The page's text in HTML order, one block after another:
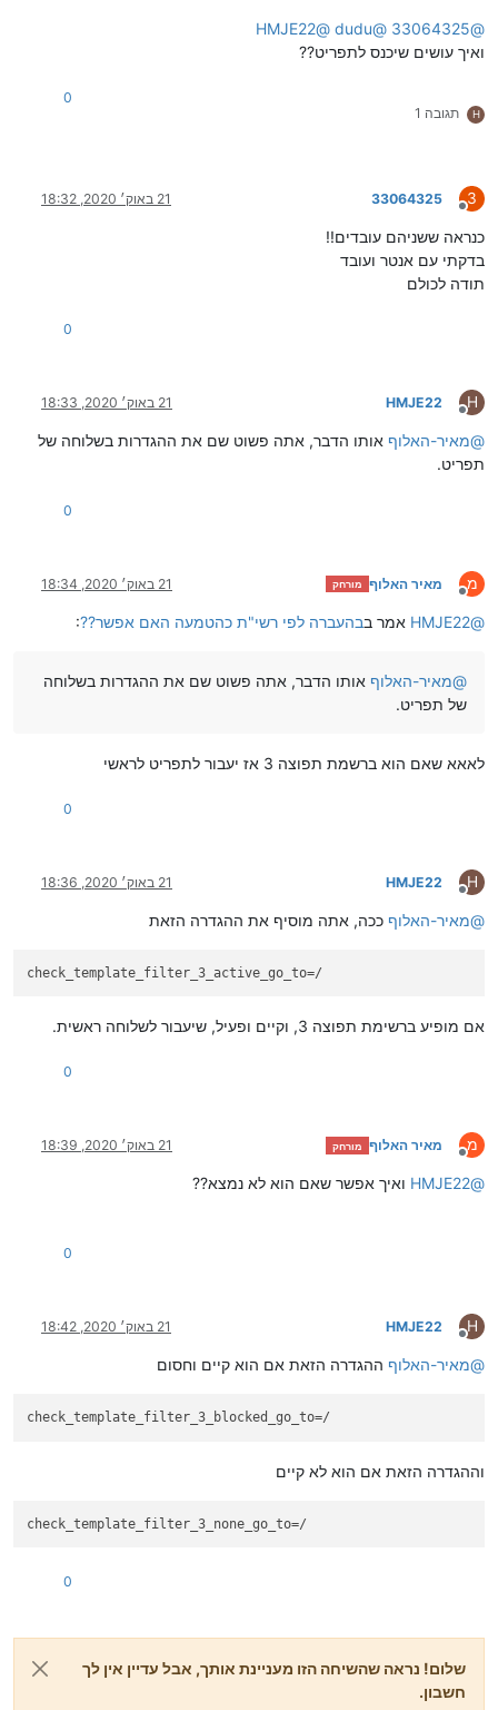
@
33064325
@
dudu
@
HMJE22
ואיך עושים שיכנס לתפריט??
H תגובה 1
0
3
מנותק
33064325 21 באוק׳ 2020, 18:32
כנראה ששניהם עובדים!!
בדקתי עם אנטר ועובד
תודה לכולם
0
H
מנותק
HMJE22 21 באוק׳ 2020, 18:33
@מאיר-האלוף אותו הדבר, אתה פשוט שם את ההגדרות בשלוחה של
תפריט.
0
מ
מנותק
מאיר האלוף מורחק 21 באוק׳ 2020, 18:34
@
HMJE22 אמר בבהעברה לפי רשי"ת כהטמעה האם אפשר??:
@מאיר-האלוף אותו הדבר, אתה פשוט שם את ההגדרות בשלוחה
של תפריט.
לאאא שאם הוא ברשמת תפוצה 3 אז יעבור לתפריט לראשי
0
H
מנותק
HMJE22 21 באוק׳ 2020, 18:36
@מאיר-האלוף ככה, אתה מוסיף את ההגדרה הזאת
check_template_filter_3_active_go_to=/
אם מופיע ברשימת תפוצה 3, וקיים ופעיל, שיעבור לשלוחה ראשית.
0
מ
מנותק
מאיר האלוף מורחק 21 באוק׳ 2020, 18:39
@
HMJE22 ואיך אפשר שאם הוא לא נמצא??
0
H
מנותק
HMJE22 21 באוק׳ 2020, 18:42
@מאיר-האלוף ההגדרה הזאת אם הוא קיים וחסום
check_template_filter_3_blocked_go_to=/
וההגדרה הזאת אם הוא לא קיים
check_template_filter_3_none_go_to=/
0
שלום! נראה שהשיחה הזו מעניינת אותך, אבל עדיין אין לך
חשבון.